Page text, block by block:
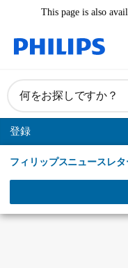
This page is also
何をお探しですか？
登録
フィリップスニュースレ
マルチグルーミングキット